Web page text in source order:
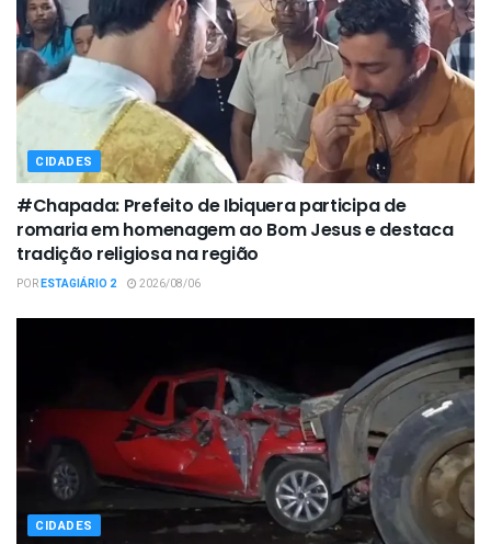
CIDADES
#Chapada: Prefeito de Ibiquera participa de
romaria em homenagem ao Bom Jesus e destaca
tradição religiosa na região
PORESTAGIÁRIO 2 2026/08/06
CIDADES